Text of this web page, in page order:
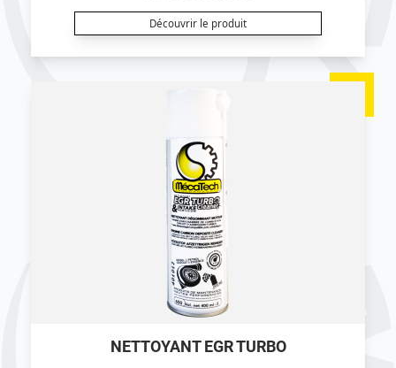
Découvrir le produit
NETTOYANT EGR TURBO